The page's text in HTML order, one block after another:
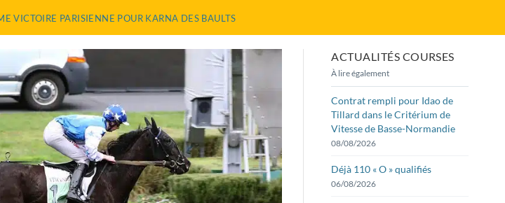
VICTOIRE PARISIENNE POUR KARNA DES BAULTS
ACTUALITÉS COURSES
À lire également
Contrat rempli pour Idao de
Tillard dans le Critérium de
Vitesse de Basse-Normandie
08/08/2026
Déjà 110 « O » qualifiés
06/08/2026